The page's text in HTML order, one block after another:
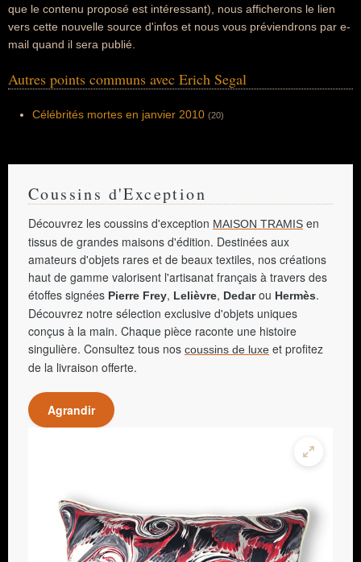
que le contenu proposé est intéressant), nous afficherons le lien
vers cette nouvelle source d'infos et nous vous préviendrons par e-
mail quand il sera publié.
Autres points communs avec Erich Segal
Célébrités mortes en janvier 2010 (20)
Coussins d'Exception
Découvrez les coussins d'exception MAISON TRAMIS en
tissus de grandes maisons d'édition. Destinées aux
amateurs d'objets rares et de beaux textiles, nos créations
haut de gamme valorisent l'artisanat français à travers des
étoffes signées Pierre Frey, Lelièvre, Dedarou Hermès.
Découvrez notre sélection exclusive d'objets uniques
conçus à la main. Chaque pièce raconte une histoire
singulière. Consultez tous nos coussins de luxe et profitez
de la livraison offerte.
Agrandir